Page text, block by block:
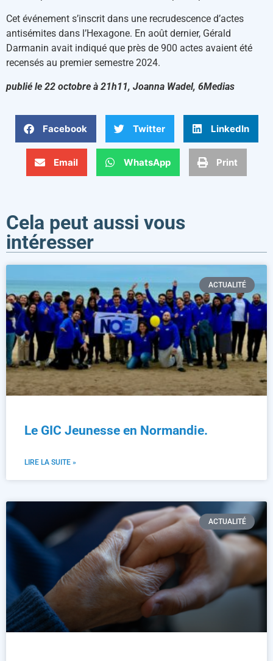
Cet événement s’inscrit dans une recrudescence d’actes
antisémites dans l’Hexagone. En août dernier, Gérald
Darmanin avait indiqué que près de 900 actes avaient été
recensés au premier semestre 2024.
publié le 22 octobre à 21h11, Joanna Wadel, 6Medias
Facebook Twitter LinkedIn
Email WhatsApp Print
Cela peut aussi vous
intéresser
ACTUALITÉ
Le GIC Jeunesse en Normandie.
LIRE LA SUITE »
ACTUALITÉ